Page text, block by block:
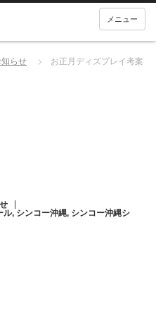
メニュー
知らせ
お正月ディズプレイ考案
ル, シンコー沖縄, シンコー沖縄シ